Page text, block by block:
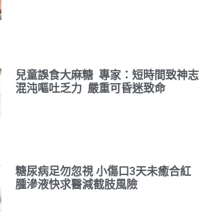
兒童誤食大麻糖 專家：短時間致神志
混沌嘔吐乏力 嚴重可昏迷致命
糖尿病足勿忽視 小傷口3天未癒合紅
腫滲液快求醫減截肢風險